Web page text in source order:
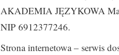
AKADEMIA JĘZYKOWA
NIP 6912377246.
Strona internetowa – serwis